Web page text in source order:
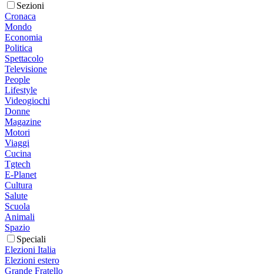
Sezioni
Cronaca
Mondo
Economia
Politica
Spettacolo
Televisione
People
Lifestyle
Videogiochi
Donne
Magazine
Motori
Viaggi
Cucina
Tgtech
E-Planet
Cultura
Salute
Scuola
Animali
Spazio
Speciali
Elezioni Italia
Elezioni estero
Grande Fratello